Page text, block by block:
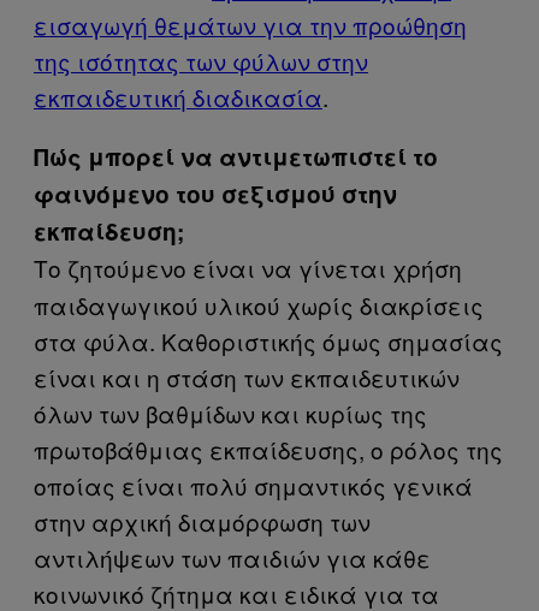
εισαγωγή θεμάτων για την προώθηση
της ισότητας των φύλων στην
εκπαιδευτική διαδικασία.
Πώς μπορεί να αντιμετωπιστεί το
φαινόμενο του σεξισμού στην
εκπαίδευση;
Το ζητούμενο είναι να γίνεται χρήση
παιδαγωγικού υλικού χωρίς διακρίσεις
στα φύλα. Καθοριστικής όμως σημασίας
είναι και η στάση των εκπαιδευτικών
όλων των βαθμίδων και κυρίως της
πρωτοβάθμιας εκπαίδευσης, ο ρόλος της
οποίας είναι πολύ σημαντικός γενικά
στην αρχική διαμόρφωση των
αντιλήψεων των παιδιών για κάθε
κοινωνικό ζήτημα και ειδικά για τα